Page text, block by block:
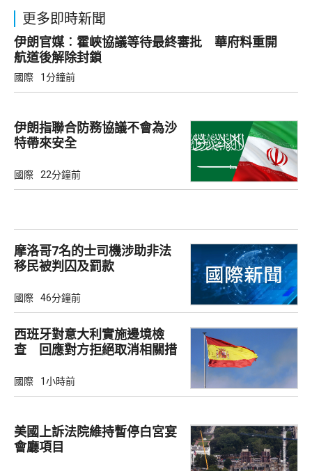
更多即時新聞
伊朗官媒︰霍峽協議等待最終審批 華府料重開
航道後解除封鎖
國際 1分鐘前
伊朗指聯合防務協議不會為沙
特帶來安全
國際 22分鐘前
摩洛哥7名的士司機涉助非法
移民被判囚及罰款
國際 46分鐘前
西班牙對意大利實施邊境檢
查 回應對方拒絕取消相關措
國際 1小時前
美國上訴法院維持暫停白宮宴
會廳項目